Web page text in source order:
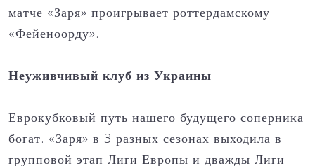
матче «Заря» проигрывает роттердамскому
«Фейеноорду».
Неуживчивый клуб из Украины
Еврокубковый путь нашего будущего соперника
богат. «Заря» в 3 разных сезонах выходила в
групповой этап Лиги Европы и дважды Лиги